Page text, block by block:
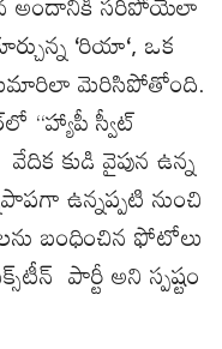
‘రియా‘, ఒక
మెరిసిపోతోంది.
“హ్యాపీస్వీట్
వేదిక కుడి వైపున ఉన్న
ఉన్నప్పటి నుంచి
బంధించిన ఫోటోలు
పార్టీఅని స్పష్టం